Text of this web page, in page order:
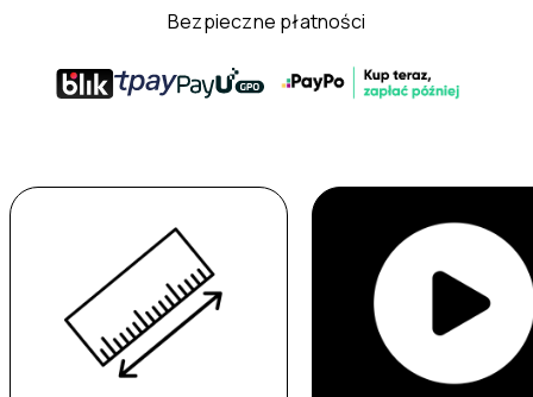
Bezpieczne płatności